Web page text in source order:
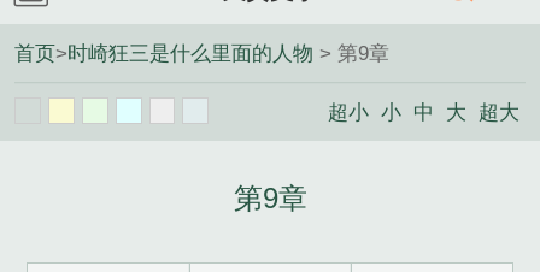
首页>时崎狂三是什么里面的人物 > 第9章
超小 小 中 大 超大
第9章